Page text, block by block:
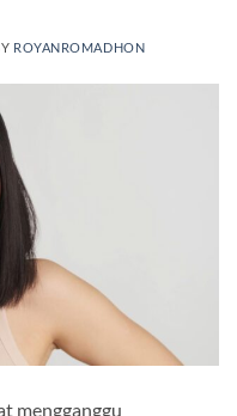
ROYANROMADHON
mengganggu